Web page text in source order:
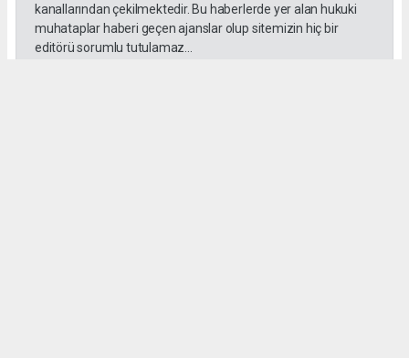
kanallarından çekilmektedir. Bu haberlerde yer alan hukuki
muhataplar haberi geçen ajanslar olup sitemizin hiç bir
editörü sorumlu tutulamaz...